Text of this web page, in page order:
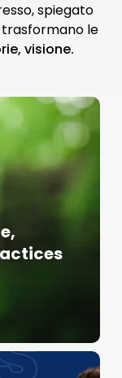
spiegato
le
visione.